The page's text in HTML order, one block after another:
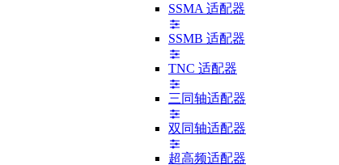
SSMA 适配器
SSMB 适配器
TNC 适配器
三同轴适配器
双同轴适配器
超高频适配器